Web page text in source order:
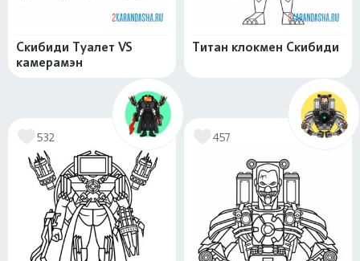
Скибиди Туалет VS
камерамэн
Титан клокмен Скибиди
532 457